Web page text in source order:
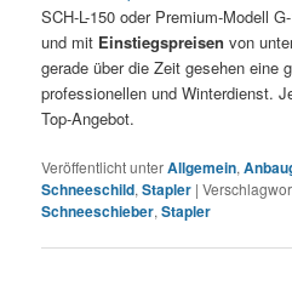
SCH-L-150 oder Premium-Modell
und mit Einstiegspreisen von
gerade über die Zeit gesehen eine
professionellen und Winterdienst.
Top-Angebot.
Veröffentlicht unterAllgemein,
Schneeschild,Stapler |
Schneeschieber,Stapler